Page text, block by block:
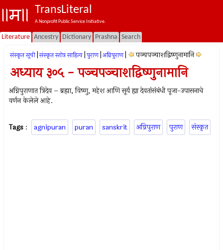
TransLiteral
A Nonprofit Public Service Initiative.
Literature Ancestry Dictionary Prashna Search
संस्कृत सूची संस्कृत स्तोत्र साहित्य पुराण अग्निपुराण पञ्चपञ्चाशद्विष्णुनामानि
अध्याय ३०५ - पञ्चपञ्चाशद्विष्णुनामानि
अग्निपुराणात त्रिदेव – ब्रह्मा, विष्‍णु, महेश आणि सूर्य ह्या देवतांसंबंधी पूजा-उपासनाचे
वर्णन केलेले आहे.
Tags : agnipuran puran sanskrit अग्निपुराण पुराण संस्कृत